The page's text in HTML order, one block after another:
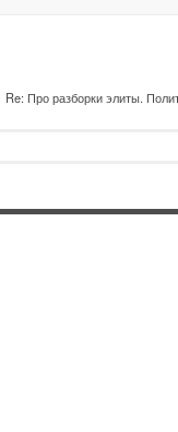
Re: Про разборки элиты.